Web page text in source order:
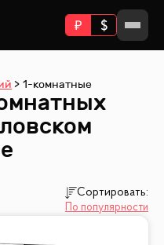
1-комнатные
Сортировать:
По популярности